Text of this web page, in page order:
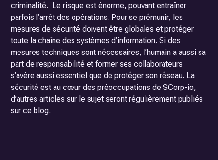
criminalité. Le risque est énorme, pouvant entraîner
parfois l’arrêt des opérations. Pour se prémunir, les
mesures de sécurité doivent être globales et protéger
toute la chaîne des systèmes d’information. Si des
mesures techniques sont nécessaires, l’humain a aussi sa
part de responsabilité et former ses collaborateurs
s’avère aussi essentiel que de protéger son réseau. La
sécurité est au cœur des préoccupations de SCorp-io,
d’autres articles sur le sujet seront régulièrement publiés
sur ce blog.